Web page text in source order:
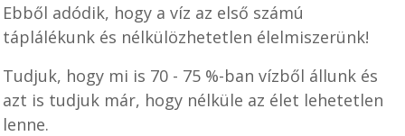
Ebből adódik, hogy a víz az első számú
táplálékunk és nélkülözhetetlen élelmiszerünk!
Tudjuk, hogy mi is 70 - 75 %-ban vízből állunk és
azt is tudjuk már, hogy nélküle az élet lehetetlen
lenne.